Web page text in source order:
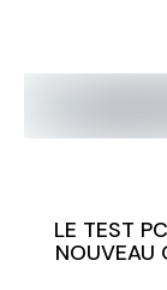
LE TEST
NOUVEAU